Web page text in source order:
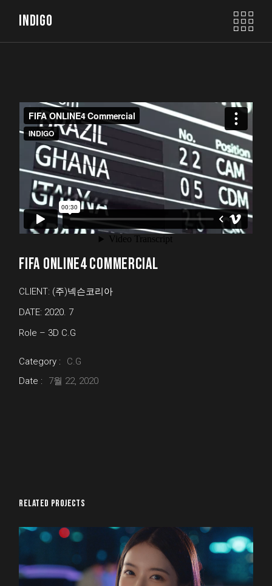
INDIGO
FIFA ONLINE4 COMMERCIAL
CLIENT: (주)넥슨코리아
DATE: 2020. 7
Role – 3D C.G
Category :
C.G
Date :
7월 22, 2020
RELATED PROJECTS